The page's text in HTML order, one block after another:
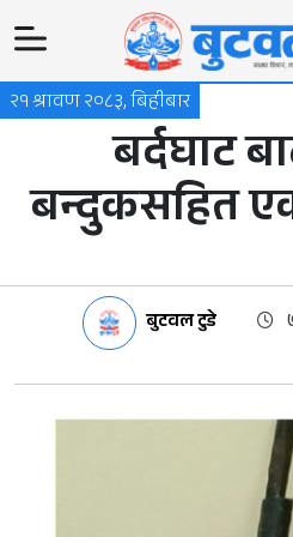
२१ श्रावण २०८३, बिहीबार
बर्दघाट
बन्दुकसहित
बुटवल टुडे